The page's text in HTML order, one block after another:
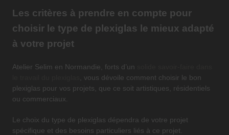
Les critères à prendre en compte pour
choisir le type de plexiglas le mieux adapté
à votre projet
Atelier Selim en Normandie, forts d’un
, vous dévoile comment choisir le bon
plexiglas pour vos projets, que ce soit artistiques, résidentiels
ou commerciaux.
Le choix du type de plexiglas dépendra de votre projet
spécifique et des besoins particuliers liés à ce projet.